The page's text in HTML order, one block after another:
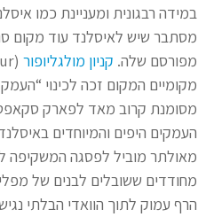
במידה רבגונית ומעניינת כמו
מסתבר שיש לאיסלנד עוד מקום
מפורסם שלה. קניון מולגליופור
מקומיים המקום זכה לכינוי
מסומנת קרוב מאד לפארק
העמקים היפים והמיוחדים
מאולתר מוביל לפסגה המשקיפה
מחודדים ששובלים לבנים של
הרף עמוק לתוך הוואדי הבלתי